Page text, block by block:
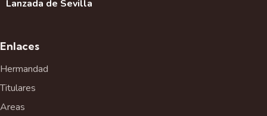
Lanzada de Sevilla
Enlaces
Hermandad
Titulares
Areas